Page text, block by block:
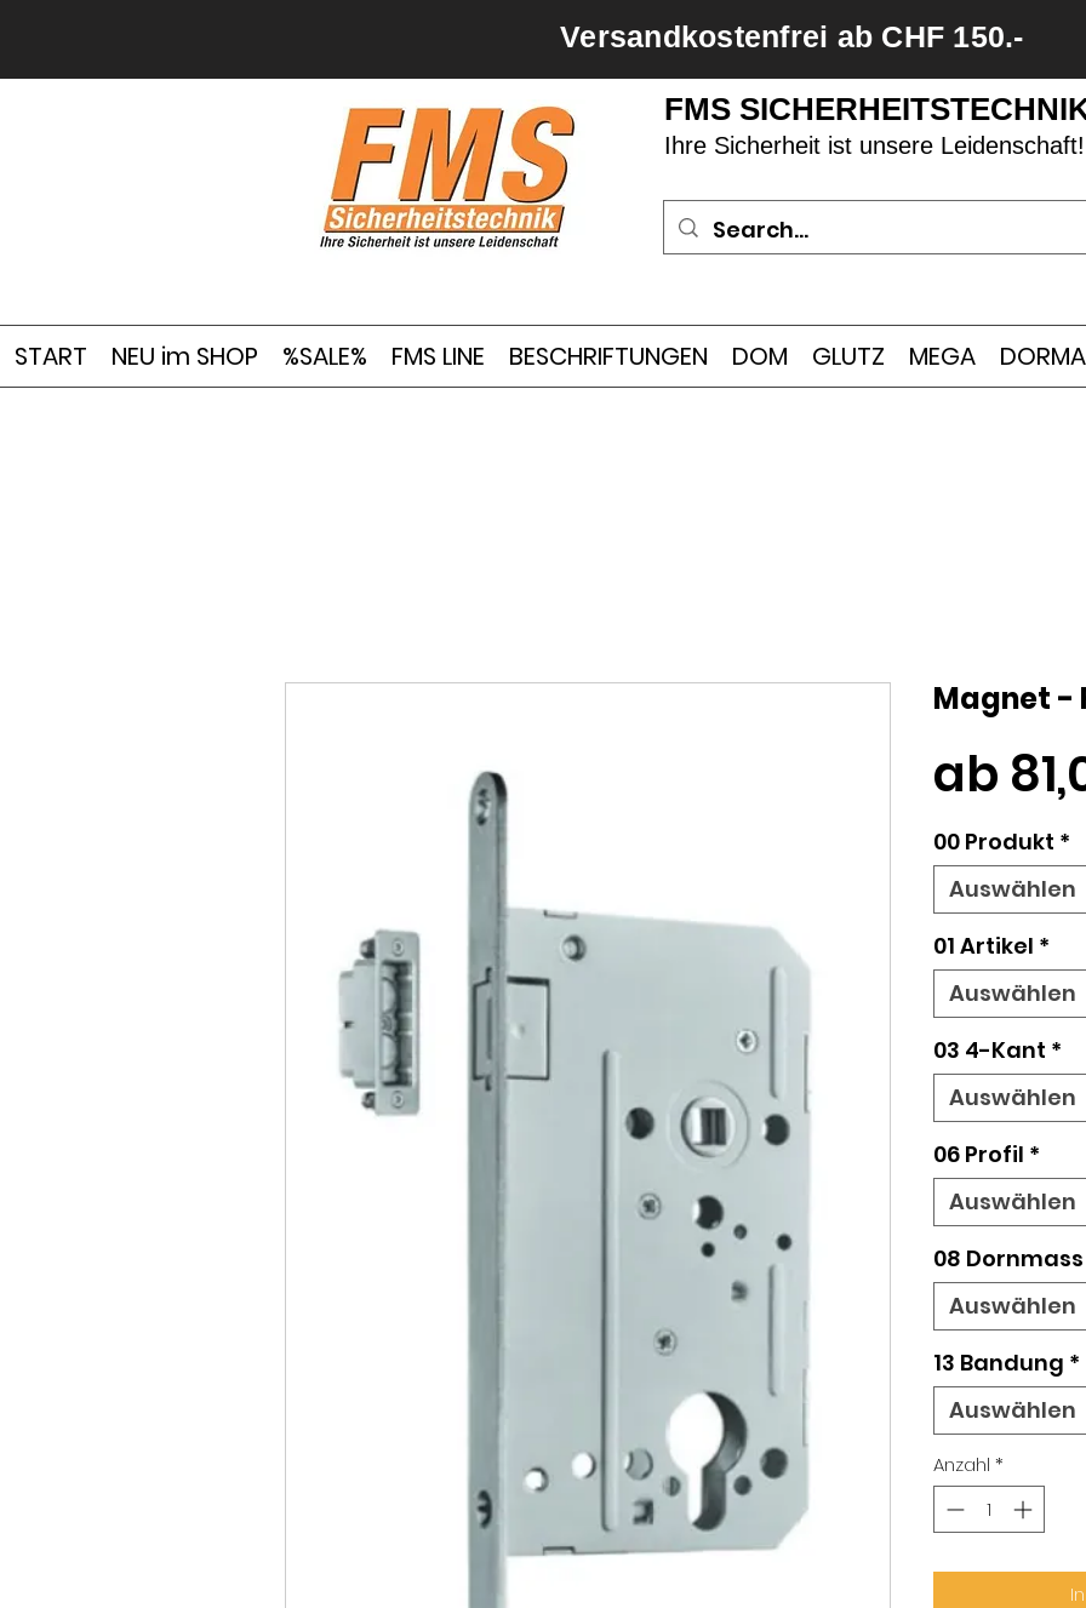
Versandkostenfrei ab CHF 150.-
FMS
Ihre Sicherheit ist unsere Leidenschaft!
START NEU im SHOP %SALE% FMS LINE BESCHRIFTUNGEN DOM GLUTZ MEGA
Magnet -
ab
00 Produkt *
Auswählen
01 Artikel *
Auswählen
03 4-Kant *
Auswählen
06 Profil *
Auswählen
08 Dornmass
Auswählen
13 Bandung *
Auswählen
Anzahl *